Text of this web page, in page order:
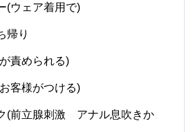
(ウェア着用で)
帰り
責められる)
客様がつける)
(前立腺刺激 アナル息吹きか